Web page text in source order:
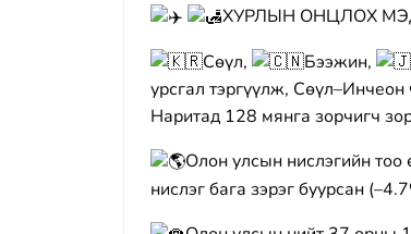
ХУРЛЫН ОНЦЛОХ
Сөүл,
Бээжин,
урсгал тэргүүлж,
Наритад 128 мянга зорчигч
Олон улсын нислэгийн
нислэг бага зэрэг буурсан